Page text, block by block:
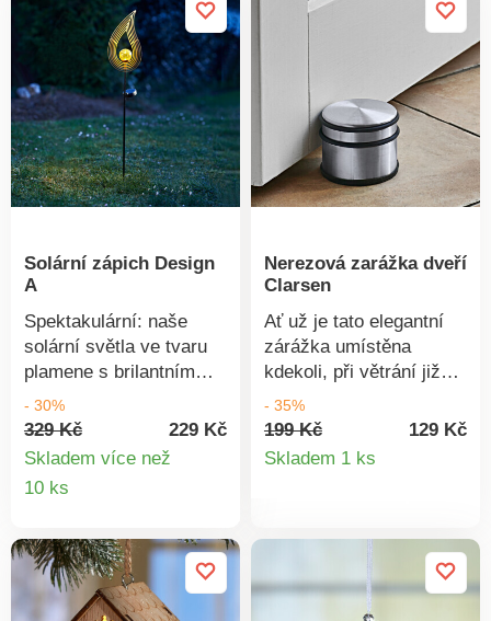
Odolné vůči počasí
Solární zápich Design
A
Spektakulární: naše
solární světla ve tvaru
plamene s brilantním
povrchem a
krakelovanou koulí
uchovávají energii a
večery hřejivým
- 30%
329 Kč
229 Kč
Skladem více než
10 ks
Nerezová zarážka dveří
Clarsen
Ať už je tato elegantní
zárážka umístěna
kdekoli, při větrání již
nebudou bouchat dveře
ani okna. Exkluzivní
design s černými
- 35%
199 Kč
129 Kč
Skladem 1 ks